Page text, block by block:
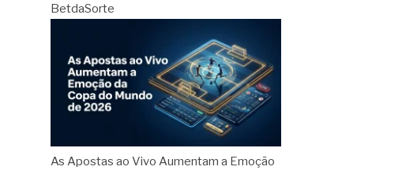
BetdaSorte
As Apostas ao Vivo Aumentam a Emoção